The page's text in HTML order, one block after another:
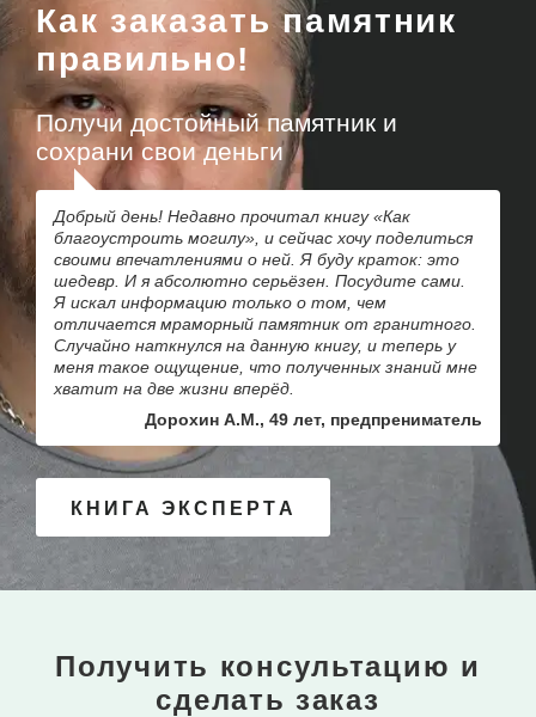
Как заказать памятник
правильно!
Получи достойный памятник и
сохрани свои деньги
Добрый день! Недавно прочитал книгу «Как
благоустроить могилу», и сейчас хочу поделиться
своими впечатлениями о ней. Я буду краток: это
шедевр. И я абсолютно серьёзен. Посудите сами.
Я искал информацию только о том, чем
отличается мраморный памятник от гранитного.
Случайно наткнулся на данную книгу, и теперь у
меня такое ощущение, что полученных знаний мне
хватит на две жизни вперёд.
Дорохин А.М., 49 лет, предпрениматель
КНИГА ЭКСПЕРТА
Получить консультацию и
сделать заказ